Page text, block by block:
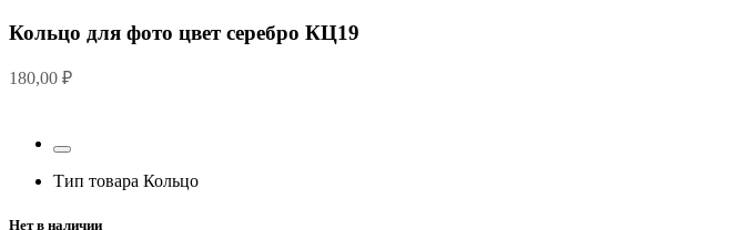
Кольцо для фото цвет серебро КЦ19
180,00 ₽
Тип товара Кольцо
Нет в наличии